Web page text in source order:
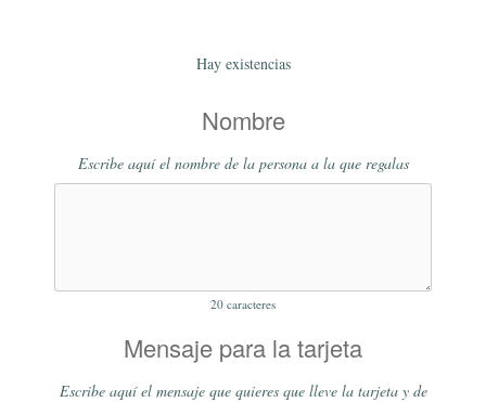
Hay existencias
Nombre
Escribe aquí el nombre de la persona a la que regalas
20 caracteres
Mensaje para la tarjeta
Escribe aquí el mensaje que quieres que lleve la tarjeta y de